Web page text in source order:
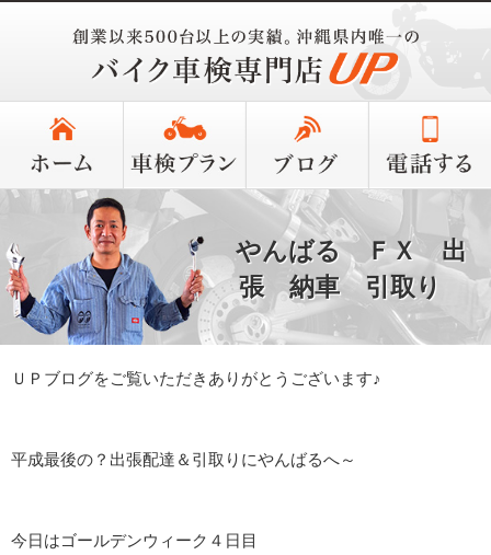
やんばる ＦＸ 出
張 納車 引取り
ＵＰブログをご覧いただきありがとうございます♪
平成最後の？出張配達＆引取りにやんばるへ～
今日はゴールデンウィーク４日目